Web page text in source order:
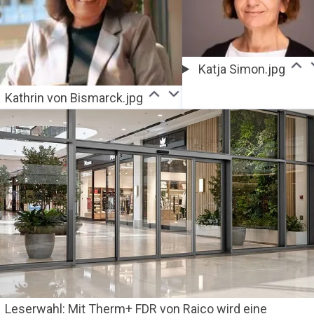
Kathrin von Bismarck.jpg
Katja Simon.jpg
Leserwahl: Mit Therm+ FDR von Raico wird eine